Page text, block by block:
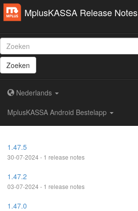
MplusKASSA Release Notes
Zoeken
Nederlands
MplusKASSA Android Bestelapp
1.47.5
30-07-2024 - 1 release notes
1.47.2
03-07-2024 - 1 release notes
1.47.0